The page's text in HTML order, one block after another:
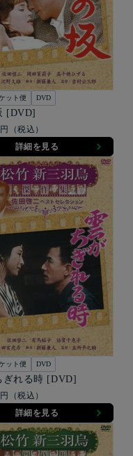
ット便 DVD
[DVD]
円（税込）
詳細を見る
ット便 DVD
ぎれる時 [DVD]
円（税込）
詳細を見る